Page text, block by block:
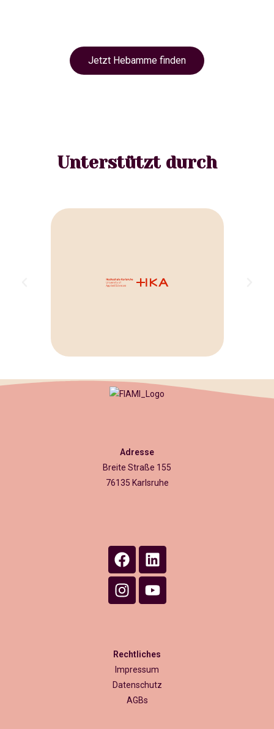
Jetzt Hebamme finden
Unterstützt durch
Adresse
Breite Straße 155
76135 Karlsruhe
Rechtliches
Impressum
Datenschutz
AGBs